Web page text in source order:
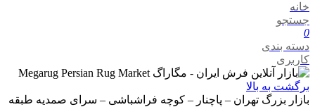
خانه
جستجو
0
دسته بندی
کاربری
برگشت به بالا
بازار بزرگ تهران – پاچنار – کوچه فراشباشی – سرای صمدیه طبقه